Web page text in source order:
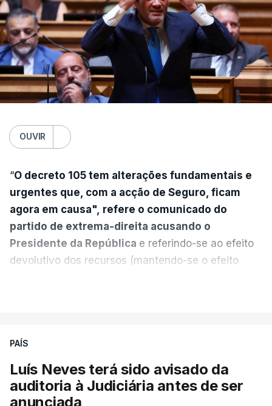
OUVIR
“O decreto 105 tem alterações fundamentais e
urgentes que, com a acção de Seguro, ficam
agora em causa", refere o comunicado do
partido de extrema-direita acusando o
Presidente da República e referindo-se ao efeito
devolutivo dos recursos (mantendo-se o efeito
quanto à possibilidade de expulsar do país
cidadãos adultos em situação ilegal, se
tiverem filhos menores.
PAÍS
Luís Neves terá sido avisado da
auditoria à Judiciária antes de ser
anunciada